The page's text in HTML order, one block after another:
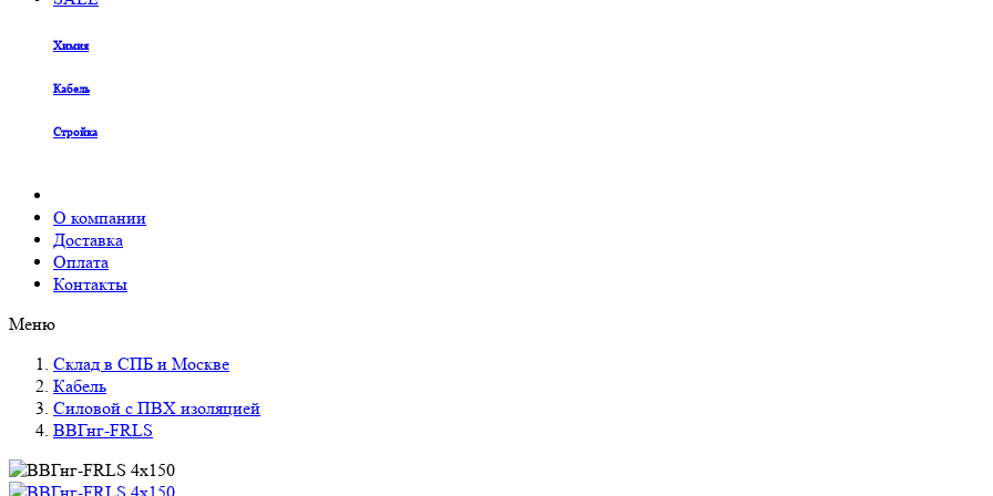
Химия
Кабель
Стройка
О компании
Доставка
Оплата
Контакты
Меню
Склад в СПБ и Москве
Кабель
Силовой с ПВХ изоляцией
ВВГнг-FRLS